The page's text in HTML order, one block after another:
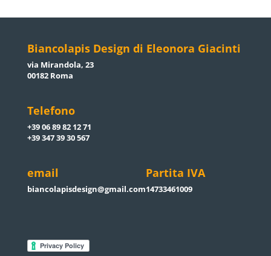
Biancolapis Design di Eleonora Giacinti
via Mirandola, 23
00182 Roma
Telefono
+39 06 89 82 12 71
+39 347 39 30 567
email
biancolapisdesign@gmail.com
Partita IVA
14733461009